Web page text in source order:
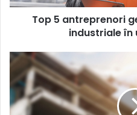
ultimele
Top 5 antreprenori
industriale în
Servicii
antrepriză
generală
cu